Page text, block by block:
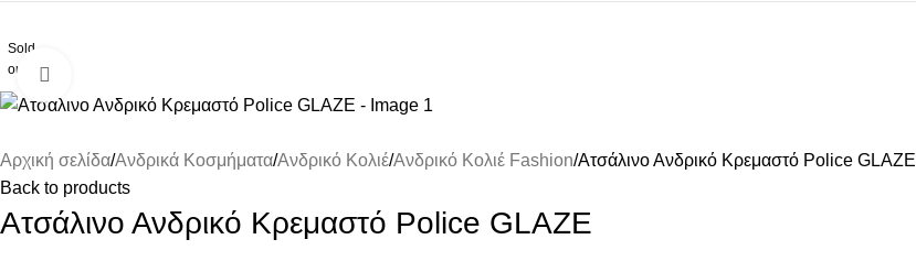
Sold
out
Αρχική σελίδα Ανδρικά Κοσμήματα Ανδρικό Κολιέ Ανδρικό Κολιέ Fashion Ατσάλινο Ανδρικό Κρεμαστό Police GLAZE
Back to products
Ατσάλινο Ανδρικό Κρεμαστό Police GLAZE